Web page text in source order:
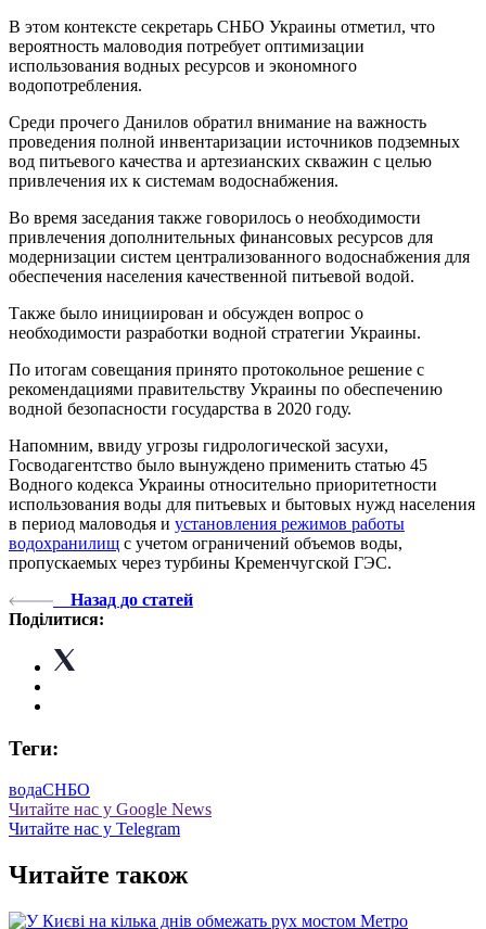
В этом контексте секретарь СНБО Украины отметил, что
вероятность маловодия потребует оптимизации
использования водных ресурсов и экономного
водопотребления.
Среди прочего Данилов обратил внимание на важность
проведения полной инвентаризации источников подземных
вод питьевого качества и артезианских скважин с целью
привлечения их к системам водоснабжения.
Во время заседания также говорилось о необходимости
привлечения дополнительных финансовых ресурсов для
модернизации систем централизованного водоснабжения для
обеспечения населения качественной питьевой водой.
Также было инициирован и обсужден вопрос о
необходимости разработки водной стратегии Украины.
По итогам совещания принято протокольное решение с
рекомендациями правительству Украины по обеспечению
водной безопасности государства в 2020 году.
Напомним, ввиду угрозы гидрологической засухи,
Госводагентство было вынуждено применить статью 45
Водного кодекса Украины относительно приоритетности
использования воды для питьевых и бытовых нужд населения
в период маловодья и установления режимов работы
водохранилищ с учетом ограничений объемов воды,
пропускаемых через турбины Кременчугской ГЭС.
Назад до статей
Поділитися:
Теги:
водаСНБО
Читайте нас у Google News
Читайте нас у Telegram
Читайте також